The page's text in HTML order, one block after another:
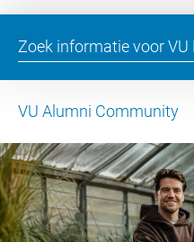
VU Alumni Community